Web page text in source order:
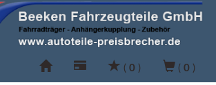
( 0 ) ( 0 )